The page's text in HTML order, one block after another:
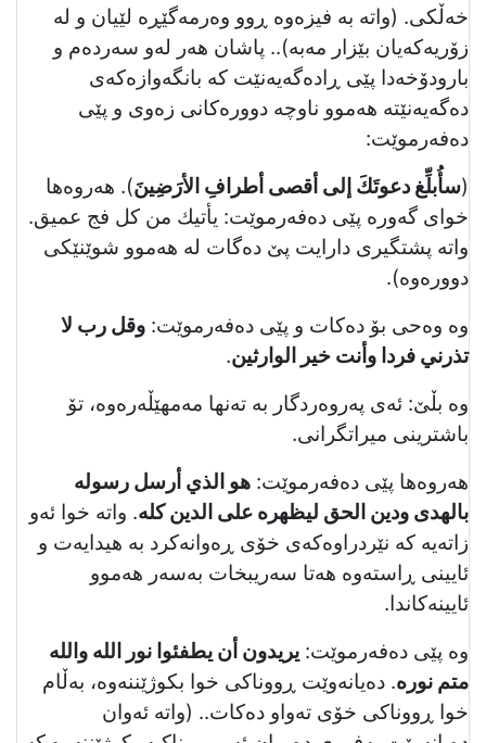
خەڵكی. (واتە بە فیزەوە ڕوو وەرمەگێڕە لێیان و لە
زۆریەكەیان بێزار مەبە).. پاشان هەر لەو سەردەم و
بارودۆخەدا پێی ڕادەگەیەنێت كە بانگەوازەكەی
دەگەیەنێتە هەموو ناوچە دوورەكانی زەوی و پێی
دەفەرموێت:
(سأُبلِّغ دعوتَكَ إلی أقصی أطرافِ الأرَضِینَ). هەروەها
خوای گەورە پێی دەفەرموێت: یأتیك من كل فج عمیق.
واتە پشتگیری دارایت پێ دەگات لە هەموو شوێنێكی
دوورەوە).
وە وەحی بۆ دەكات و پێی دەفەرموێت: وقل رب لا
تذرني فردا وأنت خیر الوارثین.
وە بڵێ: ئەی پەروەردگار بە تەنھا مەمهێڵەرەوە، تۆ
باشترینی میراتگرانی.
هەروەها پێی دەفەرموێت: هو الذي أرسل رسوله
بالهدی ودین الحق لیظهره علی الدین كله. واتە خوا ئەو
زاتەیە كە نێردراوەكەی خۆی ڕەوانەكرد بە هیدایەت و
ئایینی ڕاستەوە هەتا سەریبخات بەسەر هەموو
ئایینەكاندا.
وە پێی دەفەرموێت: یریدون أن یطفئوا نور الله والله
متم نوره. دەیانەوێت ڕووناكی خوا بكوژێننەوە، بەڵام
خوا ڕووناكی خۆی تەواو دەكات.. (واتە ئەوان